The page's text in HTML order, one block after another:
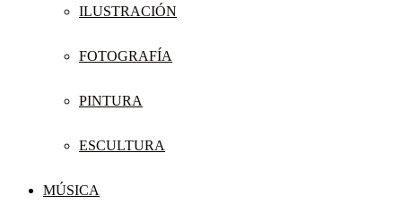
ILUSTRACIÓN
FOTOGRAFÍA
PINTURA
ESCULTURA
MÚSICA